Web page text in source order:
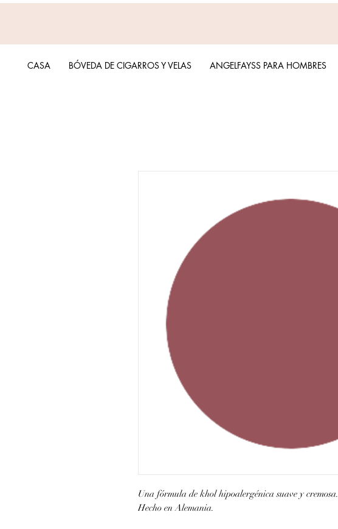
Una fórmula de khol hipoalergénica suave y cremosa.
Hecho en Alemania.
CASA BÓVEDA DE CIGARROS Y VELAS ANGELFAYSS PARA HOMBRES